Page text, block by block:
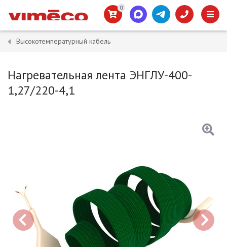
0
Высокотемпературный кабель
Нагревательная лента ЭНГЛУ-400-
1,27/220-4,1